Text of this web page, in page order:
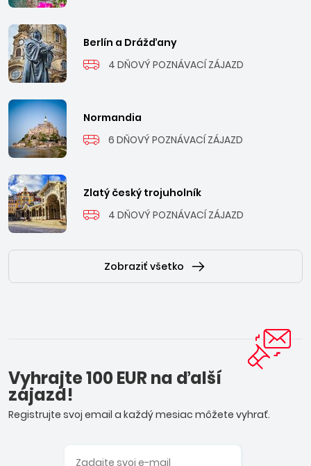
Berlín a Drážďany
4 DŇOVÝ POZNÁVACÍ ZÁJAZD
Normandia
6 DŇOVÝ POZNÁVACÍ ZÁJAZD
Zlatý český trojuholník
4 DŇOVÝ POZNÁVACÍ ZÁJAZD
Zobraziť všetko
Vyhrajte 100 EUR na ďalší
zájazd!
Registrujte svoj email a každý mesiac môžete vyhrať.